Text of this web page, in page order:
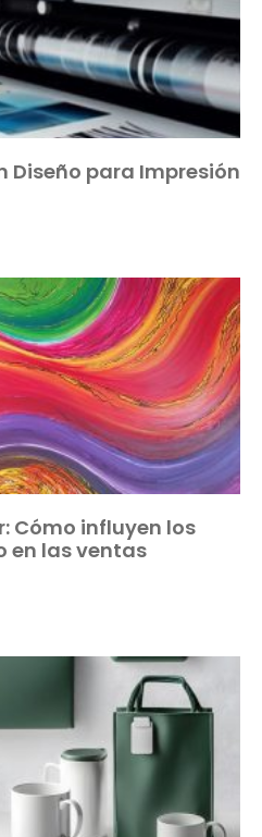
Diseño para Impresión
Cómo influyen los
en las ventas